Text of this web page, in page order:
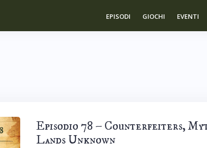
EPISODI GIOCHI EVENTI
Episodio 78 – Counterfeiters,
Lands Unknown